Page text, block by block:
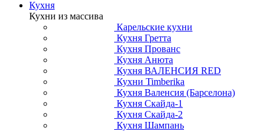
Кухня
Кухни из массива
Карельские кухни
Кухня Гретта
Кухня Прованс
Кухня Анюта
Кухня ВАЛЕНСИЯ RED
Кухни Timberika
Кухня Валенсия (Барселона)
Кухня Скайда-1
Кухня Скайда-2
Кухня Шампань